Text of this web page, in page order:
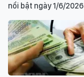
nổi bật ngày 1/6/2026